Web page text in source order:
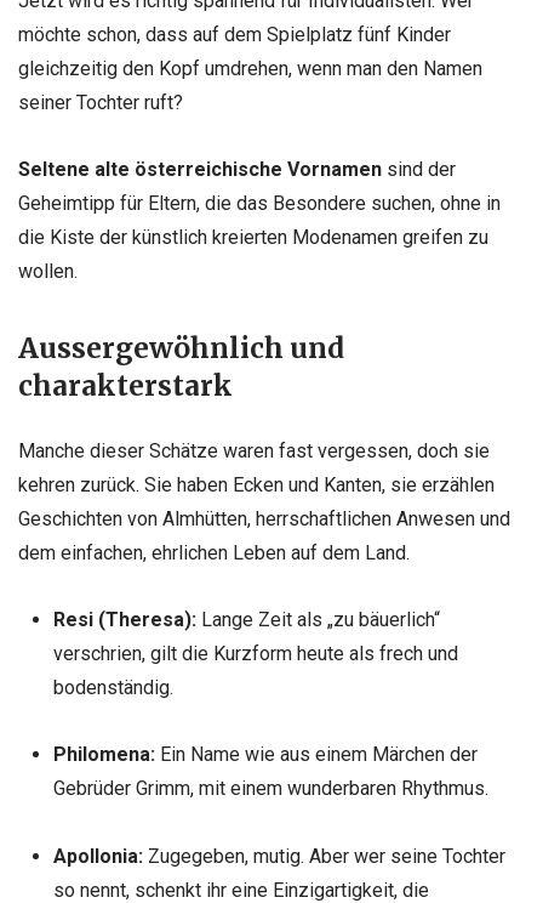
möchte schon, dass auf dem Spielplatz fünf Kinder
gleichzeitig den Kopf umdrehen, wenn man den Namen
seiner Tochter ruft?
Seltene alte österreichische Vornamen sind der
Geheimtipp für Eltern, die das Besondere suchen, ohne in
die Kiste der künstlich kreierten Modenamen greifen zu
wollen.
Aussergewöhnlich und
charakterstark
Manche dieser Schätze waren fast vergessen, doch sie
kehren zurück. Sie haben Ecken und Kanten, sie erzählen
Geschichten von Almhütten, herrschaftlichen Anwesen und
dem einfachen, ehrlichen Leben auf dem Land.
Resi (Theresa):Lange Zeit als „zu bäuerlich“
verschrien, gilt die Kurzform heute als frech und
bodenständig.
Philomena:Ein Name wie aus einem Märchen der
Gebrüder Grimm, mit einem wunderbaren Rhythmus.
Apollonia:Zugegeben, mutig. Aber wer seine Tochter
so nennt, schenkt ihr eine Einzigartigkeit, die